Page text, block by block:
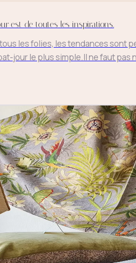
est de toutes les inspirations.
les folies, les tendances sont
jour le plus simple.Il ne faut